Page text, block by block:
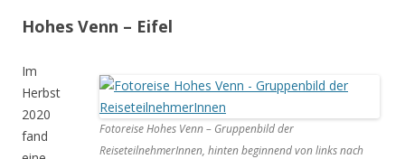
Hohes Venn – Eifel
Fotoreise Hohes Venn – Gruppenbild der
ReiseteilnehmerInnen, hinten beginnend von links nach
Im
Herbst
2020
fand